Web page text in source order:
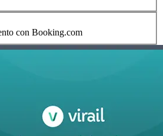
con Booking.com